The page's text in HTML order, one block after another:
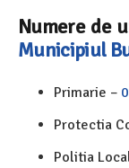
Numere de
Municipiul
Primarie –
Protectia
Politia